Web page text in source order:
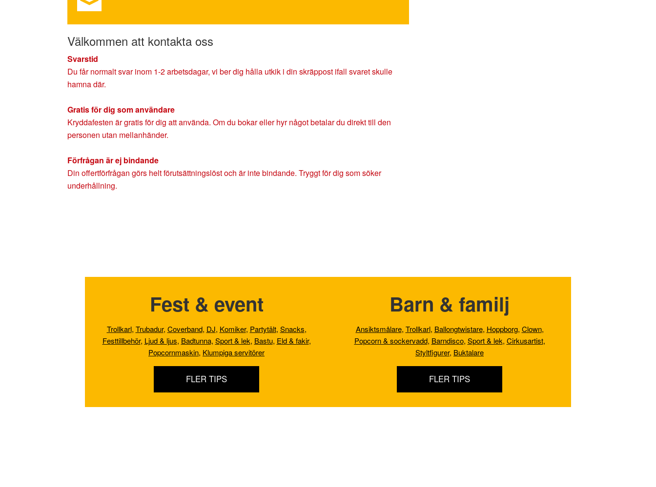
Välkommen att kontakta oss
Svarstid
Du får normalt svar inom 1-2 arbetsdagar, vi ber dig hålla utkik i din skräppost ifall svaret skulle
hamna där.
Gratis för dig som användare
Kryddafesten är gratis för dig att använda. Om du bokar eller hyr något betalar du direkt till den
personen utan mellanhänder.
Förfrågan är ej bindande
Din offertförfrågan görs helt förutsättningslöst och är inte bindande. Tryggt för dig som söker
underhållning.
Fest & event
Trollkarl, Trubadur, Coverband, DJ, Komiker, Partytält, Snacks,
Festtillbehör, Ljud & ljus, Badtunna, Sport & lek, Bastu, Eld & fakir,
Popcornmaskin, Klumpiga servitörer
FLER TIPS
Barn & familj
Ansiktsmålare, Trollkarl, Ballongtwistare, Hoppborg, Clown,
Popcorn & sockervadd, Barndisco, Sport & lek, Cirkusartist,
Styltfigurer, Buktalare
FLER TIPS